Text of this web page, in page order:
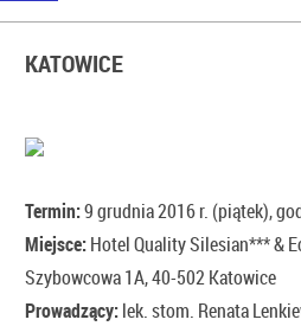
KATOWICE
Termin:9 grudnia 2016 r. (piątek),
Miejsce:Hotel Quality Silesian*** &
Szybowcowa 1A, 40-502 Katowice
Prowadzący:lek. stom. Renata